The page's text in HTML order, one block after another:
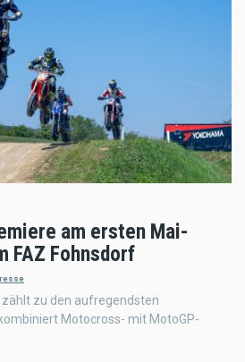
am ersten Mai-
FAZ Fohnsdorf
zu den aufregendsten
Motocross- mit MotoGP-